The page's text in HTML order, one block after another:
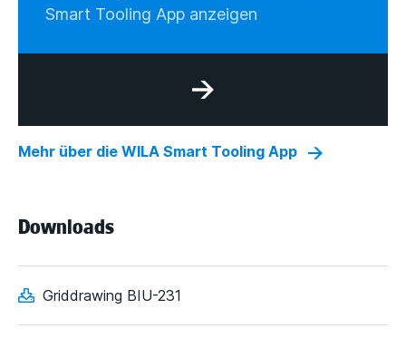
Smart Tooling App anzeigen
Mehr über die WILA Smart Tooling App
Downloads
Griddrawing BIU-231